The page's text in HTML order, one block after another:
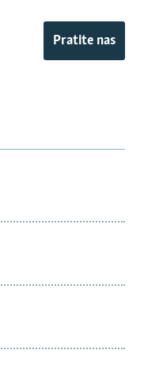
Pratite nas